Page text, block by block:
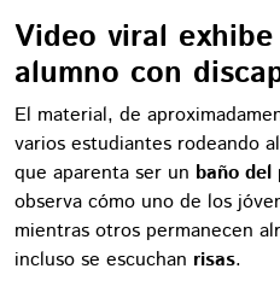
Video viral
alumno con
El material, de
varios estudiantes rodeando
que aparenta ser un baño del
observa cómo uno de los
mientras otros permanecen
incluso se escuchan risas.